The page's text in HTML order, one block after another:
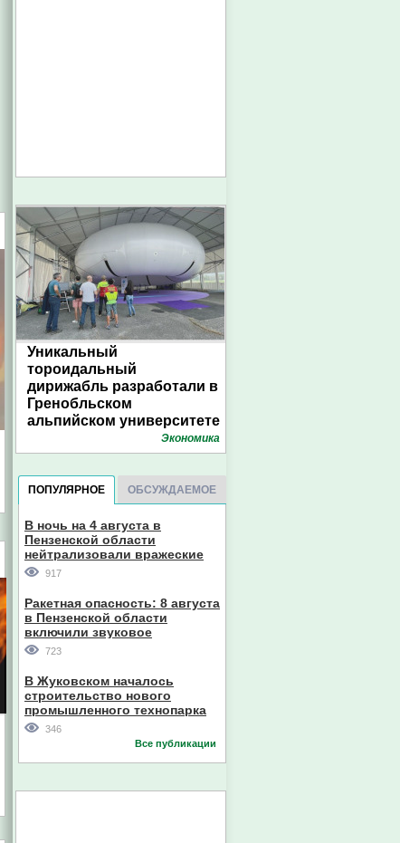
Уникальный
тороидальный
дирижабль разработали в
Гренобльском
альпийском университете
Экономика
ПОПУЛЯРНОЕ ОБСУЖДАЕМОЕ
В ночь на 4 августа в
Пензенской области
нейтрализовали вражеские
дроны
917
Ракетная опасность: 8 августа
в Пензенской области
включили звуковое
оповещение
723
В Жуковском началось
строительство нового
промышленного технопарка
346
Все публикации